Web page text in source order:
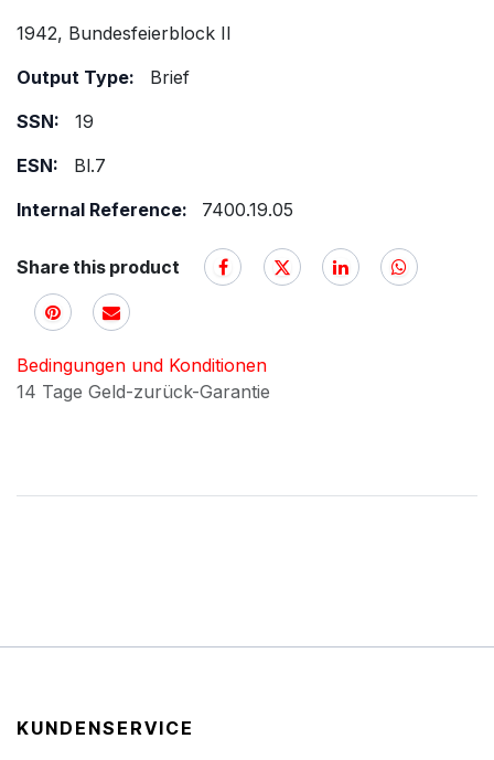
1942, Bundesfeierblock II
Output Type:
Brief
SSN:
19
ESN:
Bl.7
Internal Reference:
7400.19.05
Share this product
Bedingungen und Konditionen
14 Tage Geld-zurück-Garantie
KUNDENSERVICE